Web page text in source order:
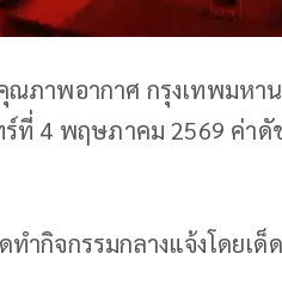
ภาพอากาศ กรุงเทพมหา
ที่ 4 พฤษภาคม 2569 ค่าดั
ทำกิจกรรมกลางแจ้งโดยเ